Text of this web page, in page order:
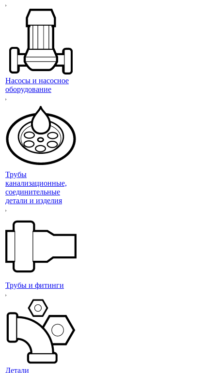
Насосы и насосное
оборудование
Трубы
канализационные,
соединительные
детали и изделия
Трубы и фитинги
Детали